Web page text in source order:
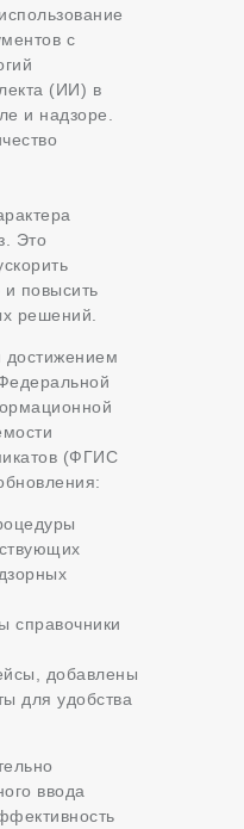
с
(ИИ) в
и надзоре.
Это
повысить
решений.
(ФГИС
справочники
добавлены
для удобства
ввода